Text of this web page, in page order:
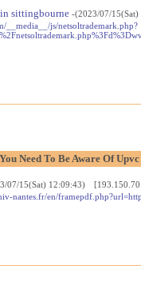
sittingbourne -(2023/07/
__media__/js/netsoltrademark.php?
Need To Be Aware Of
07/15(Sat) 12:09:43)
nantes.fr/en/